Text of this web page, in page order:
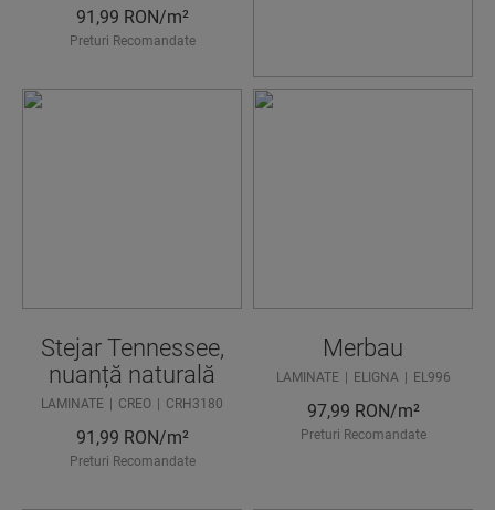
91,99 RON/m²
Preturi Recomandate
Stejar Tennessee,
nuanță naturală
LAMINATE CREO CRH3180
91,99 RON/m²
Preturi Recomandate
Merbau
LAMINATE ELIGNA EL996
97,99 RON/m²
Preturi Recomandate